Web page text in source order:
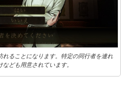
ることになります。特定の同行者を連れ
ども用意されています。